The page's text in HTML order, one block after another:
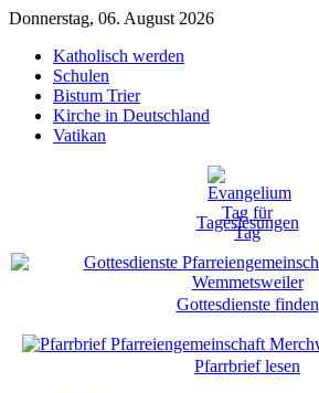
Donnerstag, 06. August 2026
Katholisch werden
Schulen
Bistum Trier
Kirche in Deutschland
Vatikan
Tageslesungen
Gottesdienste finden
Pfarrbrief lesen